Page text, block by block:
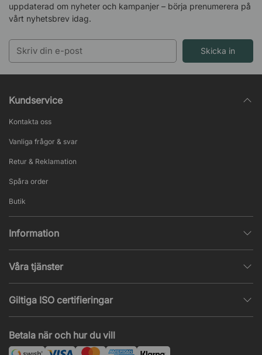
uppdaterad om nyheter och kampanjer – börja prenumerera på
vårt nyhetsbrev idag.
Skicka in
Kundservice
Kontakta oss
Vanliga frågor & svar
Retur & Reklamation
Spåra order
Butik
Information
Försäljningsvillkor
Populära sidor
Nyheter & artiklar
Våra tjänster
Tysta rum & telefonbås
Projekt & offert
Betala när och hur du vill
Giltiga ISO certifieringar
ISO 14001– Miljöledning